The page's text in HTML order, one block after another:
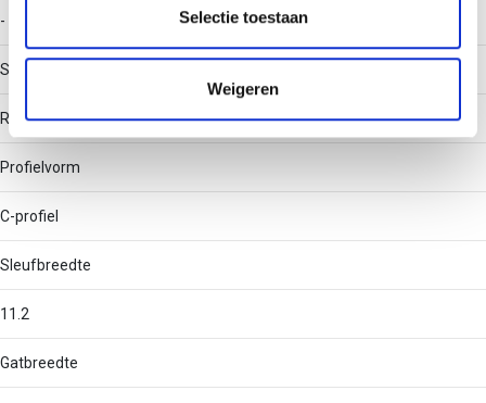
partners kunnen deze gegevens combineren met andere
informatie die u aan ze heeft verstrekt of die ze hebben
verzameld op basis van uw gebruik van hun services.
Selectie toestaan
Weigeren
-
Soort perforatie
Rug geperforeerd
Profielvorm
C-profiel
Sleufbreedte
11.2
Gatbreedte